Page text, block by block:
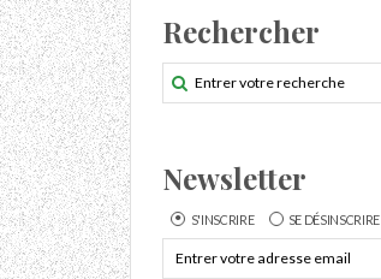
Rechercher
Newsletter
S'INSCRIRE SE DÉSINSCRIRE